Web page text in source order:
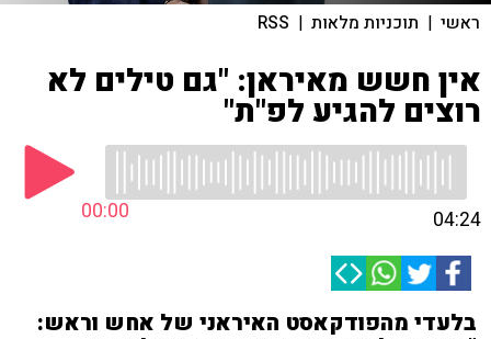
ראשי | תוכניות מלאות |
RSS
אין חשש מאיראן: "גם טילים לא
רוצים להגיע לפ"ת"
00:00 04:24
בלעדי מהפודקאסט האיראני של אחש וראש: